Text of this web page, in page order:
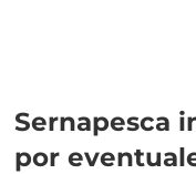
Sernapesca
por